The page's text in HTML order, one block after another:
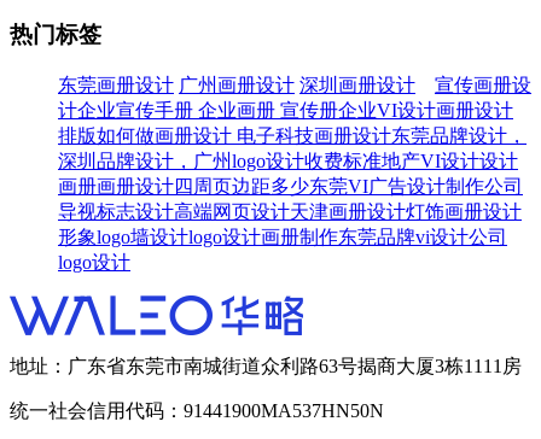
热门标签
东莞画册设计 广州画册设计 深圳画册设计
宣传画册设
计企业宣传手册 企业画册 宣传册企业VI设计画册设计
排版如何做画册设计 电子科技画册设计东莞品牌设计，
深圳品牌设计，广州logo设计收费标准地产VI设计设计
画册画册设计四周页边距多少东莞VI广告设计制作公司
导视标志设计高端网页设计天津画册设计灯饰画册设计
形象logo墙设计logo设计画册制作东莞品牌vi设计公司
logo设计
地址：广东省东莞市南城街道众利路63号揭商大厦3栋1111房
统一社会信用代码：91441900MA537HN50N